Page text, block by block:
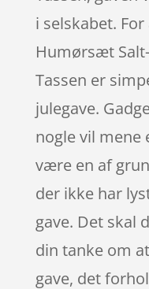
i selskabet.
Humørsæt
Tassen er
julegave.
nogle vil mene
være en af
der ikke har
gave. Det skal
din tanke om
gave, det